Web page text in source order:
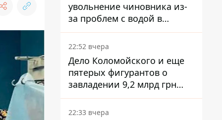
увольнение чиновника из-
за проблем с водой в
Марганце
22:52 вчера
Дело Коломойского и еще
пятерых фигурантов о
завладении 9,2 млрд грн
ПриватБанка направили в
суд
22:33 вчера